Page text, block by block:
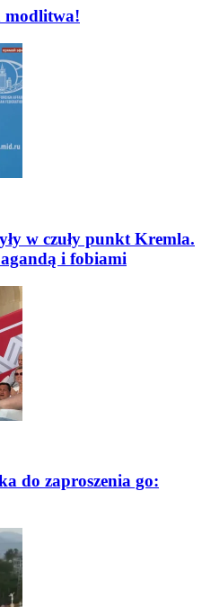
modlitwa!
w czuły punkt Kremla.
i fobiami
do zaproszenia go: